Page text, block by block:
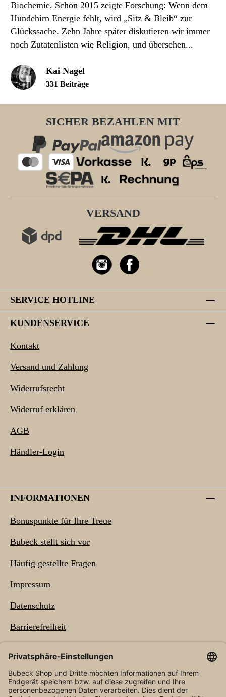
Biochemie. Schon 2015 zeigte Forschung: Wenn dem
Hundehirn Energie fehlt, wird „Sitz & Bleib“ zur
Glückssache. Zehn Jahre später diskutieren wir immer
noch Zutatenlisten wie Religion, und übersehen...
Kai Nagel
331 Beiträge
SICHER BEZAHLEN MIT
VERSAND
SERVICE HOTLINE
KUNDENSERVICE
Kontakt
Versand und Zahlung
Widerrufsrecht
Widerruf erklären
AGB
Händler-Login
INFORMATIONEN
Bonuspunkte für Ihre Treue
Bubeck stellt sich vor
Häufig gestellte Fragen
Impressum
Datenschutz
Barrierefreiheit
NEWSLETTER